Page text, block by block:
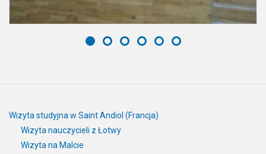
Wizyta studyjna w Saint Andiol (Francja)
Wizyta nauczycieli z Łotwy
Wizyta na Malcie